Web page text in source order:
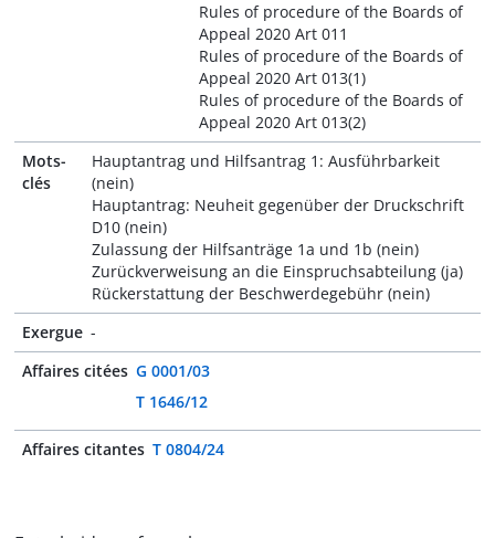
Rules of procedure of the Boards of
Appeal 2020 Art 011
Rules of procedure of the Boards of
Appeal 2020 Art 013(1)
Rules of procedure of the Boards of
Appeal 2020 Art 013(2)
Mots-
clés
Hauptantrag und Hilfsantrag 1: Ausführbarkeit
(nein)
Hauptantrag: Neuheit gegenüber der Druckschrift
D10 (nein)
Zulassung der Hilfsanträge 1a und 1b (nein)
Zurückverweisung an die Einspruchsabteilung (ja)
Rückerstattung der Beschwerdegebühr (nein)
Exergue -
Affaires citées G 0001/03
T 1646/12
Affaires citantes T 0804/24